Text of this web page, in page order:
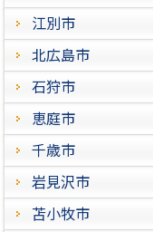
江別市
北広島市
石狩市
恵庭市
千歳市
岩見沢市
苫小牧市